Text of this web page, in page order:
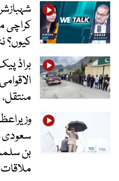
کراچی
کیوں؟
منتقل، 2 لاپتا افراد کی تلاش جاری
سعودی
بن